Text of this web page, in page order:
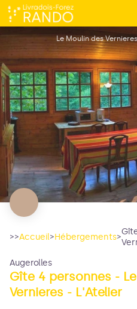
Gîte 4 personnes - Le Moulin des
>>Accueil>Hébergements>
Augerolles
Gîte 4 personnes -
Vernieres - L'Atelier